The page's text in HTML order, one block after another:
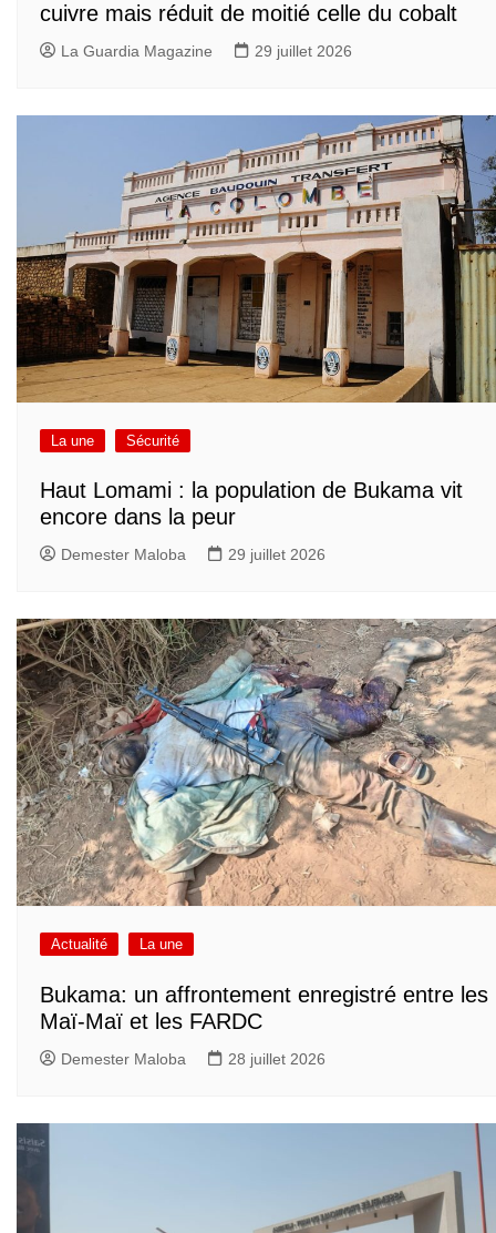
cuivre mais réduit de moitié celle du cobalt
La Guardia Magazine 29 juillet 2026
La une Sécurité
Haut Lomami : la population de Bukama vit
encore dans la peur
Demester Maloba 29 juillet 2026
Actualité La une
Bukama: un affrontement enregistré entre les
Maï-Maï et les FARDC
Demester Maloba 28 juillet 2026